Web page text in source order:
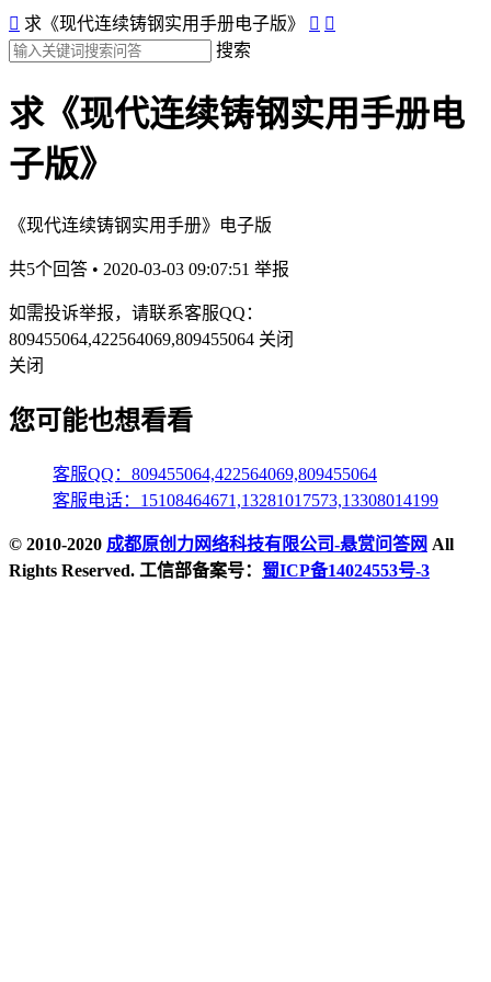
 求《现代连续铸钢实用手册电子版》  
搜索
求《现代连续铸钢实用手册电
子版》
《现代连续铸钢实用手册》电子版
共5个回答 • 2020-03-03 09:07:51 举报
如需投诉举报，请联系客服QQ：
809455064,422564069,809455064 关闭
关闭
您可能也想看看
客服QQ：809455064,422564069,809455064
客服电话：15108464671,13281017573,13308014199
© 2010-2020 成都原创力网络科技有限公司-悬赏问答网 All
Rights Reserved. 工信部备案号： 蜀ICP备14024553号-3